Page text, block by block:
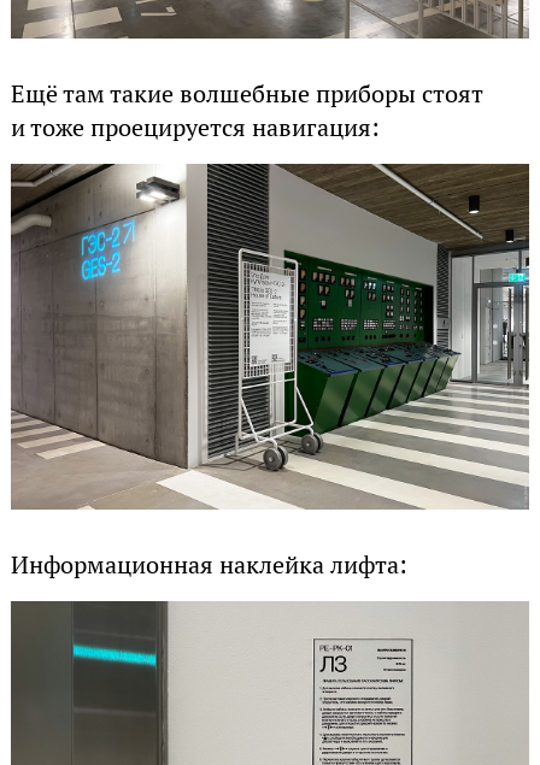
Ещё там такие волшебные приборы стоят
и тоже проецируется навигация:
Информационная наклейка лифта: